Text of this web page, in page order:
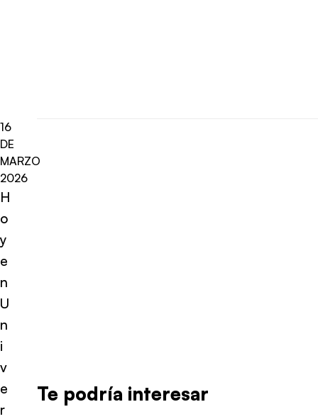
16
DE
MARZO
2026
H
o
y
e
n
U
n
i
v
e
r
Te podría interesar